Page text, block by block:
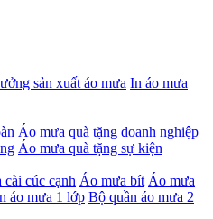
sản xuất áo mưa In áo mưa
Áo mưa quà tặng doanh nghiệp
Áo mưa quà tặng sự kiện
cài cúc cạnh Áo mưa bít Áo mưa
áo mưa 1 lớp Bộ quần áo mưa 2